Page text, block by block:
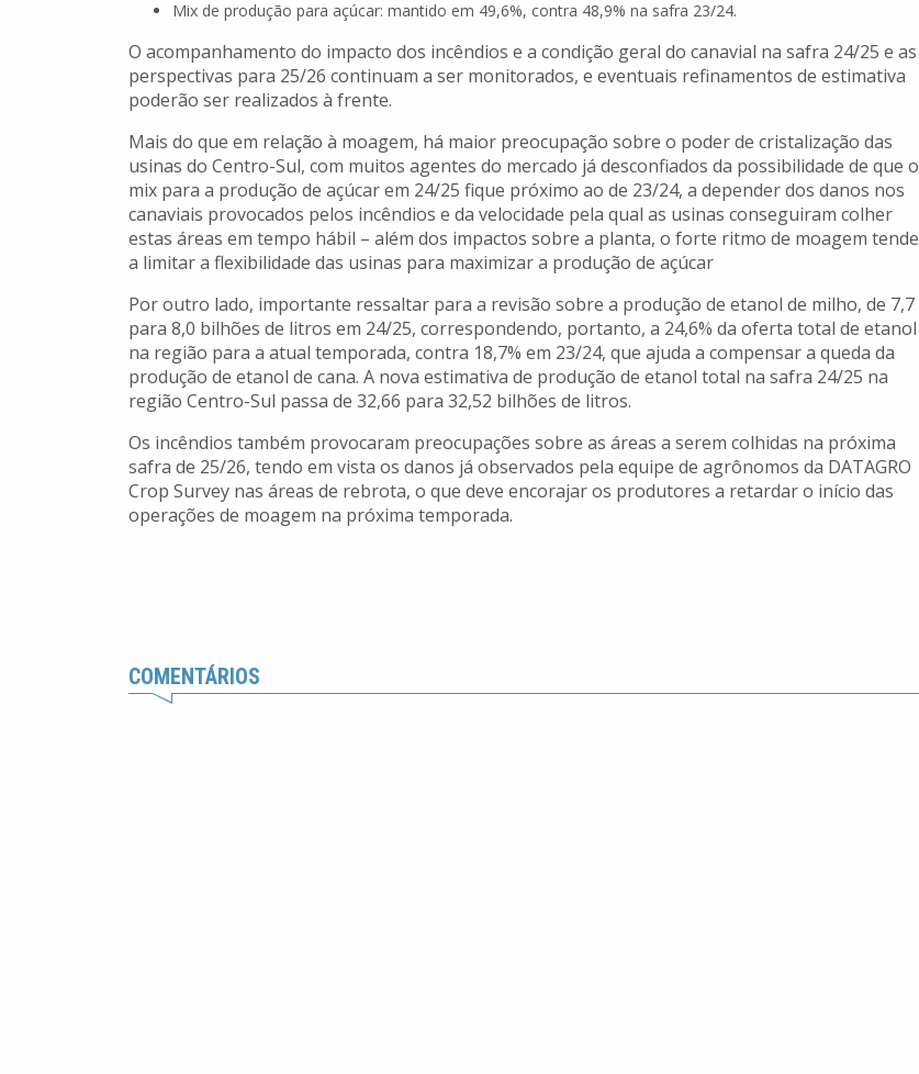
Mix de produção para açúcar: mantido em 49,6%, contra 48,9% na safra 23/24.
O acompanhamento do impacto dos incêndios e a condição geral do canavial na safra 24/25 e as
perspectivas para 25/26 continuam a ser monitorados, e eventuais refinamentos de estimativa
poderão ser realizados à frente.
Mais do que em relação à moagem, há maior preocupação sobre o poder de cristalização das
usinas do Centro-Sul, com muitos agentes do mercado já desconfiados da possibilidade de que o
mix para a produção de açúcar em 24/25 fique próximo ao de 23/24, a depender dos danos nos
canaviais provocados pelos incêndios e da velocidade pela qual as usinas conseguiram colher
estas áreas em tempo hábil – além dos impactos sobre a planta, o forte ritmo de moagem tende
a limitar a flexibilidade das usinas para maximizar a produção de açúcar
Por outro lado, importante ressaltar para a revisão sobre a produção de etanol de milho, de 7,7
para 8,0 bilhões de litros em 24/25, correspondendo, portanto, a 24,6% da oferta total de etanol
na região para a atual temporada, contra 18,7% em 23/24, que ajuda a compensar a queda da
produção de etanol de cana. A nova estimativa de produção de etanol total na safra 24/25 na
região Centro-Sul passa de 32,66 para 32,52 bilhões de litros.
Os incêndios também provocaram preocupações sobre as áreas a serem colhidas na próxima
safra de 25/26, tendo em vista os danos já observados pela equipe de agrônomos da DATAGRO
Crop Survey nas áreas de rebrota, o que deve encorajar os produtores a retardar o início das
operações de moagem na próxima temporada.
COMENTÁRIOS